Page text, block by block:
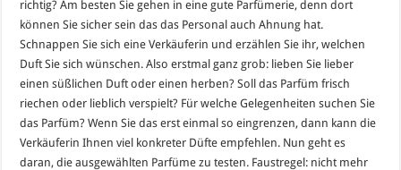
richtig? Am besten Sie gehen in eine gute Parfümerie, denn dort
können Sie sicher sein das das Personal auch Ahnung hat.
Schnappen Sie sich eine Verkäuferin und erzählen Sie ihr, welchen
Duft Sie sich wünschen. Also erstmal ganz grob: lieben Sie lieber
einen süßlichen Duft oder einen herben? Soll das Parfüm frisch
riechen oder lieblich verspielt? Für welche Gelegenheiten suchen Sie
das Parfüm? Wenn Sie das erst einmal so eingrenzen, dann kann die
Verkäuferin Ihnen viel konkreter Düfte empfehlen. Nun geht es
daran, die ausgewählten Parfüme zu testen. Faustregel: nicht mehr